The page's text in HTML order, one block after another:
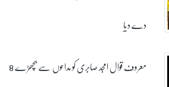
دے دیا
معروف قوال امجد صابری کو مداحوں سے بچھڑے 8